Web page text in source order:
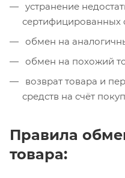
устранение
сертифицированных
обмен на
обмен на похожий
возврат товара и
средств на счёт
Правила
товара: